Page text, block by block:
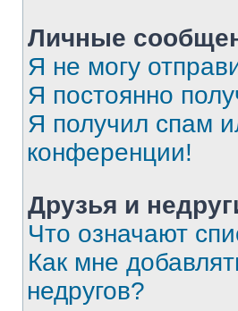
Личные
Я не могу
Я постоянно
Я получил спам
конференции!
Друзья и
Что означают
Как мне
недругов?